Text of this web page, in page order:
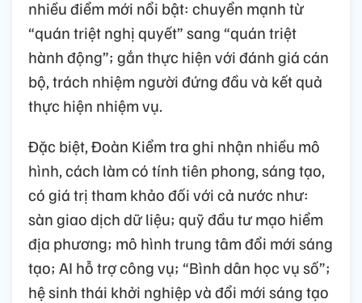
nhiều điểm mới nổi bật: chuyển mạnh từ
“quán triệt nghị quyết” sang “quán triệt
hành động”; gắn thực hiện với đánh giá cán
bộ, trách nhiệm người đứng đầu và kết quả
thực hiện nhiệm vụ.
Đặc biệt, Đoàn Kiểm tra ghi nhận nhiều mô
hình, cách làm có tính tiên phong, sáng tạo,
có giá trị tham khảo đối với cả nước như:
sàn giao dịch dữ liệu; quỹ đầu tư mạo hiểm
địa phương; mô hình trung tâm đổi mới sáng
tạo; AI hỗ trợ công vụ; “Bình dân học vụ số”;
hệ sinh thái khởi nghiệp và đổi mới sáng tạo